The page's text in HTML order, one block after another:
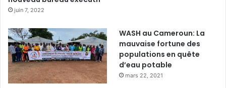
juin 7, 2022
WASH au Cameroun: La
mauvaise fortune des
populations en quête
d’eau potable
mars 22, 2021